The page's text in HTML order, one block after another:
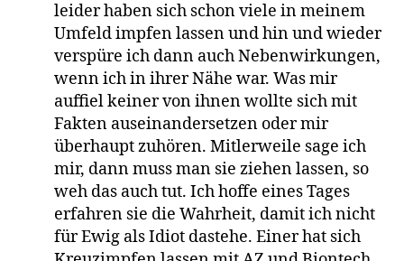
leider haben sich schon viele in meinem
Umfeld impfen lassen und hin und wieder
verspüre ich dann auch Nebenwirkungen,
wenn ich in ihrer Nähe war. Was mir
auffiel keiner von ihnen wollte sich mit
Fakten auseinandersetzen oder mir
überhaupt zuhören. Mitlerweile sage ich
mir, dann muss man sie ziehen lassen, so
weh das auch tut. Ich hoffe eines Tages
erfahren sie die Wahrheit, damit ich nicht
für Ewig als Idiot dastehe. Einer hat sich